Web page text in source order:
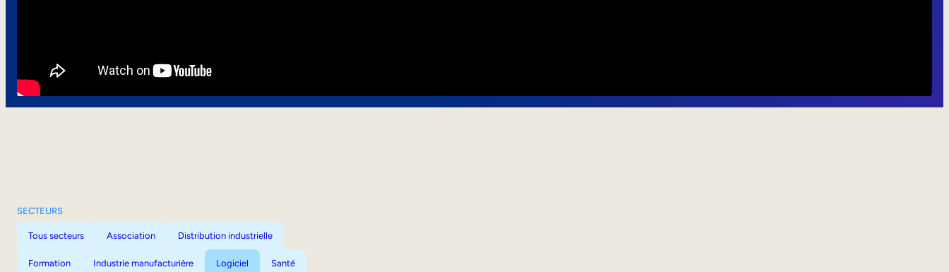
SECTEURS
Tous secteurs Association Distribution industrielle
Formation Industrie manufacturière Logiciel Santé